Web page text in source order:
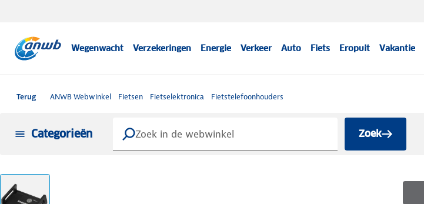
Wegenwacht Verzekeringen Energie Verkeer Auto Fiets Eropuit Vakantie
Terug ANWB Webwinkel Fietsen Fietselektronica Fietstelefoonhouders
Categorieën Zoek